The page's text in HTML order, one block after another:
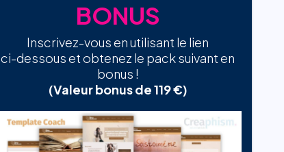
BONUS
Inscrivez-vous en utilisant le lien
ci-dessous et obtenez le pack suivant en
bonus !
(Valeur bonus de 119 €)